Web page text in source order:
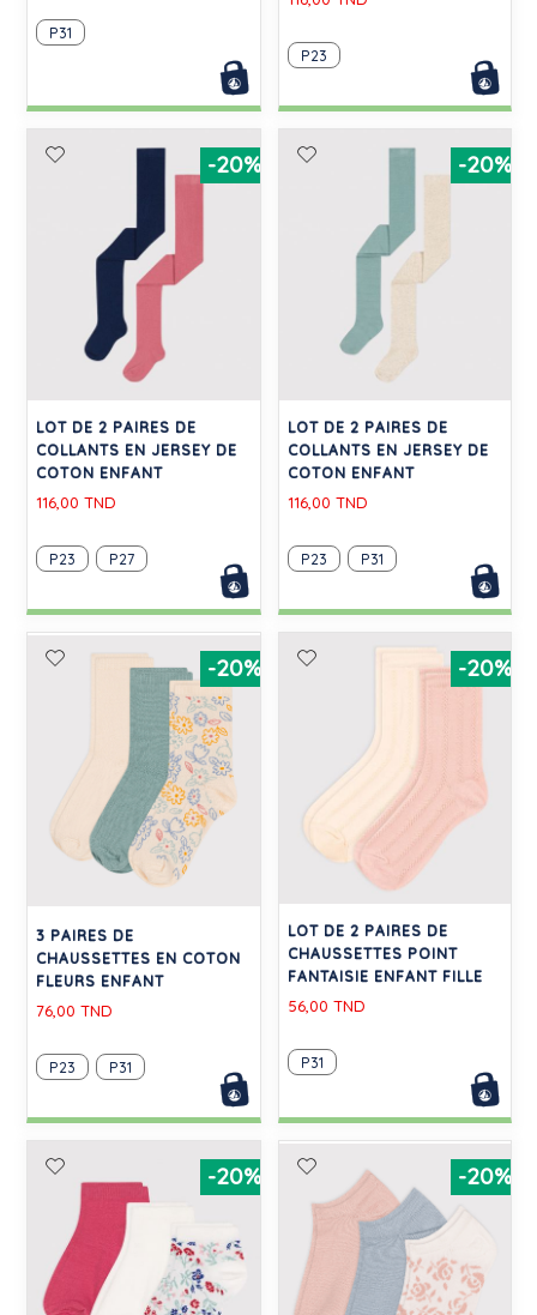
P31
P23
-20%
LOT DE 2 PAIRES DE
COLLANTS EN JERSEY DE
COTON ENFANT
116,00 TND
P23 P27
-20%
LOT DE 2 PAIRES DE
COLLANTS EN JERSEY DE
COTON ENFANT
116,00 TND
P23 P31
-20%
3 PAIRES DE
CHAUSSETTES EN COTON
FLEURS ENFANT
76,00 TND
P23 P31
-20%
LOT DE 2 PAIRES DE
CHAUSSETTES POINT
FANTAISIE ENFANT FILLE
56,00 TND
P31
-20% -20%